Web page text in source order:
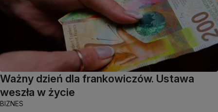
Ważny dzień dla frankowiczów. Ustawa
weszła w życie
BIZNES